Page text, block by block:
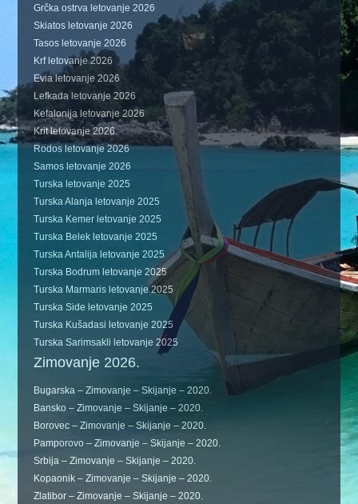
Grčka ostrva letovanje 2026
Skiatos letovanje 2026
Tasos letovanje 2026
Krf letovanje 2026
Evia letovanje 2026
Lefkada letovanje 2026
Kefalonija letovanje 2026
Krit letovanje 2026
Rodos letovanje 2026
Samos letovanje 2026
Turska letovanje 2025
Turska Alanja letovanje 2025
Turska Kemer letovanje 2025
Turska Belek letovanje 2025
Turska Antalija letovanje 2025
Turska Bodrum letovanje 2025
Turska Marmaris letovanje 2025
Turska Side letovanje 2025
Turska Kušadasi letovanje 2025
Turska Sarimsakli letovanje 2025
Zimovanje 2026.
Bugarska – Zimovanje – Skijanje – 2020.
Bansko – Zimovanje – Skijanje – 2020.
Borovec – Zimovanje – Skijanje – 2020.
Pamporovo – Zimovanje – Skijanje – 2020.
Srbija – Zimovanje – Skijanje – 2020.
Kopaonik – Zimovanje – Skijanje – 2020.
Zlatibor – Zimovanje – Skijanje – 2020.